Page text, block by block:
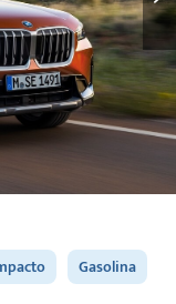
Gasolina